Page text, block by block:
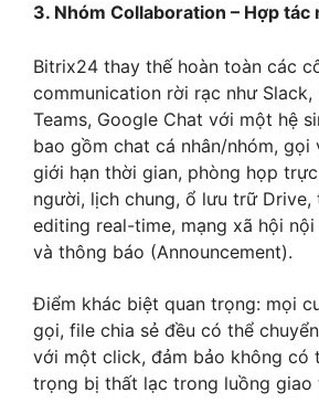
3. Nhóm Collaboration – Hợp tác
Bitrix24 thay thế hoàn toàn các
communication rời rạc như
Teams, Google Chat với một hệ
bao gồm chat cá nhân/nhóm, gọi
giới hạn thời gian, phòng họp
người, lịch chung, ổ lưu trữ
editing real-time, mạng xã hội nội
và thông báo (Announcement).
Điểm khác biệt quan trọng: mọi
gọi, file chia sẻ đều có thể
với một click, đảm bảo không có
trọng bị thất lạc trong luồng giao